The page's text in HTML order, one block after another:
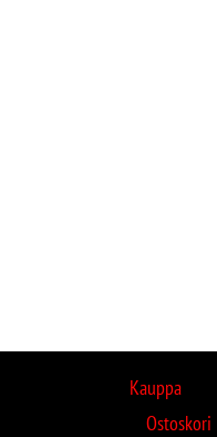
Kauppa
Ostoskori